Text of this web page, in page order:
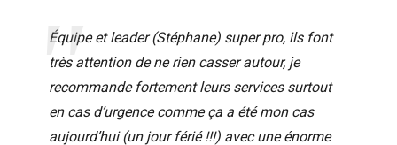
Équipe et leader (Stéphane) super pro, ils font
très attention de ne rien casser autour, je
recommande fortement leurs services surtout
en cas d’urgence comme ça a été mon cas
aujourd’hui (un jour férié !!!) avec une énorme